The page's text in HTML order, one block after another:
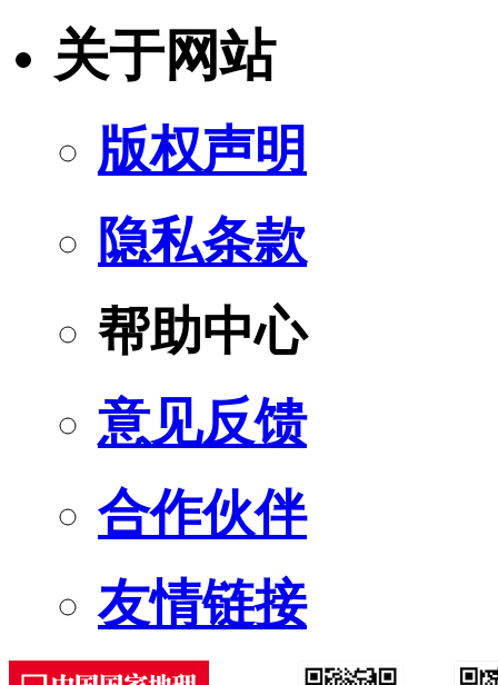
关于网站
版权声明
隐私条款
帮助中心
意见反馈
合作伙伴
友情链接